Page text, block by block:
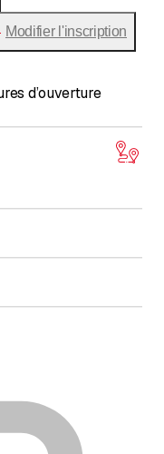
également par
installation
atelier.
Modifier l'inscription
d’ouverture